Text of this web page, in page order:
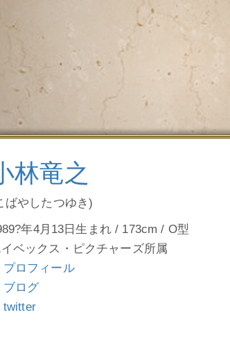
林竜之
ばやしたつゆき)
年4月13日生まれ / 173cm / O型
ベックス・ピクチャーズ所属
プロフィール
ブログ
twitter